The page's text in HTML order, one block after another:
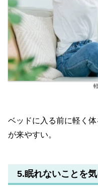
ベッドに入る前に軽く
が来やすい。
5.眠れないことを